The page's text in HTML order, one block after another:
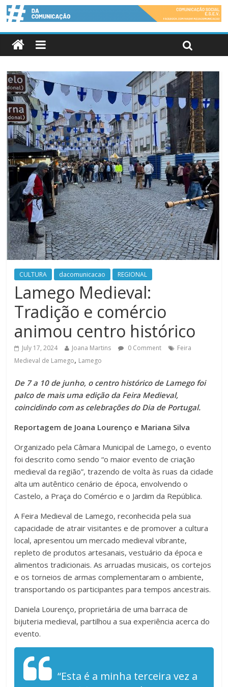
CULTURA dacomunicacao REGIONAL
Lamego Medieval:
Tradição e comércio
animou centro histórico
July 17, 2024 Joana Martins 0 Comment
Feira
Medieval de Lamego, Lamego
De 7 a 10 de junho, o centro histórico de Lamego foi
palco de mais uma edição da Feira Medieval,
coincidindo com as celebrações do Dia de Portugal.
Reportagem de Joana Lourenço e Mariana Silva
Organizado pela Câmara Municipal de Lamego, o evento
foi descrito como sendo “o maior evento de criação
medieval da região”, trazendo de volta às ruas da cidade
alta um autêntico cenário de época, envolvendo o
Castelo, a Praça do Comércio e o Jardim da República.
A Feira Medieval de Lamego, reconhecida pela sua
capacidade de atrair visitantes e de promover a cultura
local, apresentou um mercado medieval vibrante,
repleto de produtos artesanais, vestuário da época e
alimentos tradicionais. As arruadas musicais, os cortejos
e os torneios de armas complementaram o ambiente,
transportando os participantes para tempos ancestrais.
Daniela Lourenço, proprietária de uma barraca de
bijuteria medieval, partilhou a sua experiência acerca do
evento.
“Esta é a minha terceira vez a